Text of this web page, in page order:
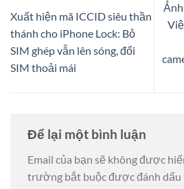
Xuất hiện mã ICCID siêu thần
thánh cho iPhone Lock: Bỏ
SIM ghép vẫn lên sóng, đổi
SIM thoải mái
Để lại một bình luận
Email của bạn sẽ không được
trường bắt buộc được đánh dấu